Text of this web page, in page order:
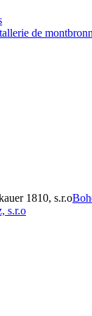
de montbronn
s.r.o